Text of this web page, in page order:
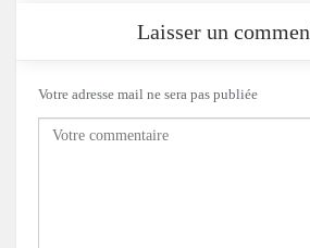
Laisser un
Votre adresse mail ne sera pas publiée